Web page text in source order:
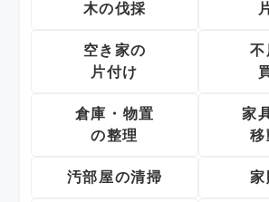
木の伐採
空き家の
片付け
不
倉庫・物置
の整理
家
移
汚部屋の清掃 家